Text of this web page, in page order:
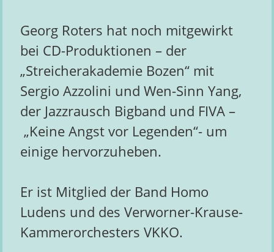
Georg Roters hat noch mitgewirkt
bei CD-Produktionen – der
„Streicherakademie Bozen“ mit
Sergio Azzolini und Wen-Sinn Yang,
der Jazzrausch Bigband und FIVA –
„Keine Angst vor Legenden“- um
einige hervorzuheben.
Er ist Mitglied der Band Homo
Ludens und des Verworner-Krause-
Kammerorchesters VKKO.